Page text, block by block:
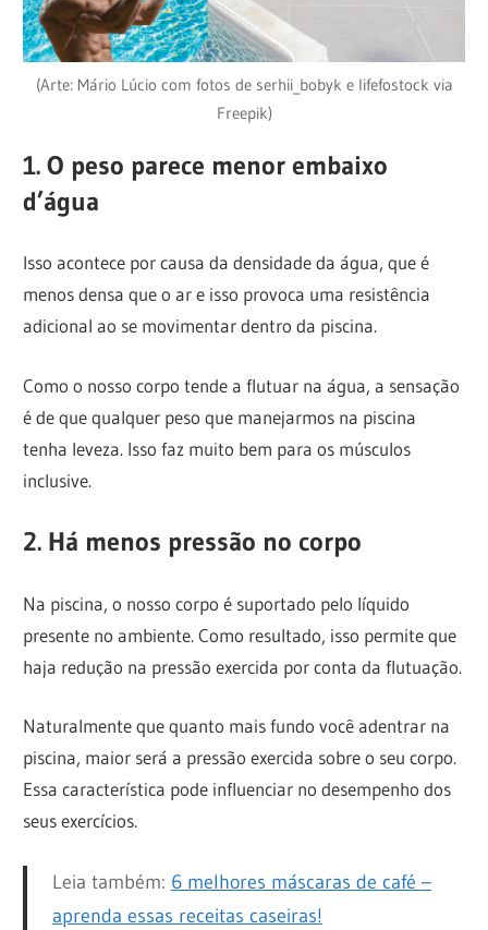
(Arte: Mário Lúcio com fotos de serhii_bobyk e lifefostock via
Freepik)
1. O peso parece menor embaixo
d’água
Isso acontece por causa da densidade da água, que é
menos densa que o ar e isso provoca uma resistência
adicional ao se movimentar dentro da piscina.
Como o nosso corpo tende a flutuar na água, a sensação
é de que qualquer peso que manejarmos na piscina
tenha leveza. Isso faz muito bem para os músculos
inclusive.
2. Há menos pressão no corpo
Na piscina, o nosso corpo é suportado pelo líquido
presente no ambiente. Como resultado, isso permite que
haja redução na pressão exercida por conta da flutuação.
Naturalmente que quanto mais fundo você adentrar na
piscina, maior será a pressão exercida sobre o seu corpo.
Essa característica pode influenciar no desempenho dos
seus exercícios.
Leia também: 6 melhores máscaras de café –
aprenda essas receitas caseiras!